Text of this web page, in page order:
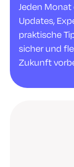
Jeden
Updates,
praktische
sicher und
Zukunft